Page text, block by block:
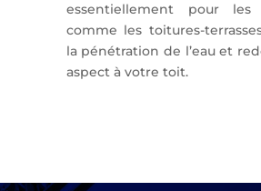
essentiellement pour
comme les toitures-
la pénétration de l’eau et
aspect à votre toit.